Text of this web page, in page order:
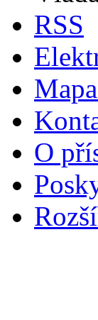
RSS
O